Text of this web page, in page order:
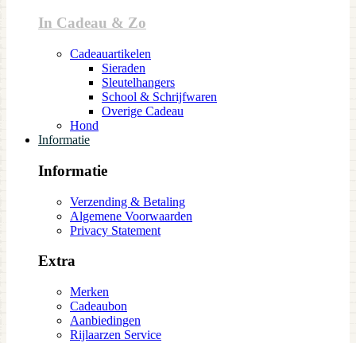
In Cadeau & Zo
Cadeauartikelen
Sieraden
Sleutelhangers
School & Schrijfwaren
Overige Cadeau
Hond
Informatie
Informatie
Verzending & Betaling
Algemene Voorwaarden
Privacy Statement
Extra
Merken
Cadeaubon
Aanbiedingen
Rijlaarzen Service